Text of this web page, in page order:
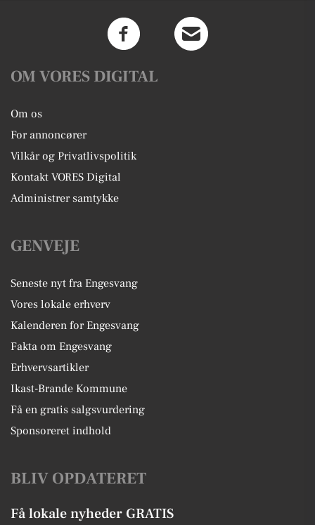
OM VORES DIGITAL
Om os
For annoncører
Vilkår og Privatlivspolitik
Kontakt VORES Digital
Administrer samtykke
GENVEJE
Seneste nyt fra Engesvang
Vores lokale erhverv
Kalenderen for Engesvang
Fakta om Engesvang
Erhvervsartikler
Ikast-Brande Kommune
Få en gratis salgsvurdering
Sponsoreret indhold
BLIV OPDATERET
Få lokale nyheder GRATIS